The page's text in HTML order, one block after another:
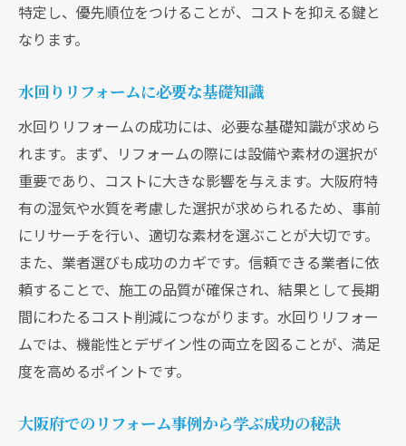
効率的なリフォームスケジュールの作り方
大阪府におけるリフォームのタイムライン
管理
予算に応じた計画的な進行方法
失敗しないための計画段階での注意点
大阪府で水回りリフォーム費用を抑えるための
見積もり活用法
見積もり取得の手順とポイント
大阪府での見積もり比較のコツ
見積もり内容の確認で注意すべき点
コスト削減につながる見積もりの活用法
業者から信頼できる見積もりを取る方法
見積もりを上手に活用した予算管理
特定し、優先順位をつけることが、コストを抑える鍵と
なります。
水回りリフォームに必要な基礎知識
水回りリフォームの成功には、必要な基礎知識が求めら
れます。まず、リフォームの際には設備や素材の選択が
重要であり、コストに大きな影響を与えます。大阪府特
有の湿気や水質を考慮した選択が求められるため、事前
にリサーチを行い、適切な素材を選ぶことが大切です。
また、業者選びも成功のカギです。信頼できる業者に依
頼することで、施工の品質が確保され、結果として長期
間にわたるコスト削減につながります。水回りリフォー
ムでは、機能性とデザイン性の両立を図ることが、満足
度を高めるポイントです。
大阪府でのリフォーム事例から学ぶ成功の秘訣